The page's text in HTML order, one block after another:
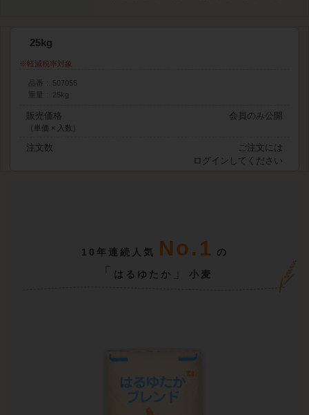
25kg
軽減税率対象
品番
507055
25kg
販売価格
（単価 × 入数）
会員のみ公開
注文数
ご注文には
ログイン してください
10年連続人気 No.1 の
はるゆたか 小麦